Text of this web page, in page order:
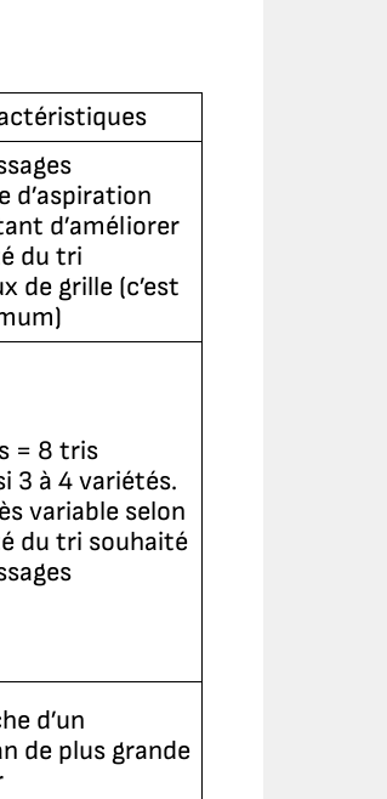
d’aspiration
d’améliorer
du tri
de grille (c’est
= 8 tris
3 à 4 variétés.
variable selon
du tri souhaité
d’un
de plus grande